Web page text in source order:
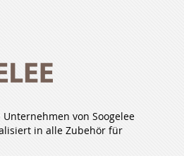
von Soogelee
in alle Zubehör für